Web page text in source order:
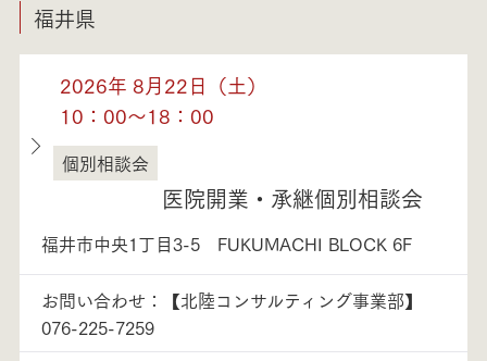
福井県
2026年 8月22日（土）
10：00～18：00
福井県
個別相談会
医院開業・承継個別相談会
福井市中央1丁目3-5 FUKUMACHI BLOCK 6F
お問い合わせ：【北陸コンサルティング事業部】
076-225-7259